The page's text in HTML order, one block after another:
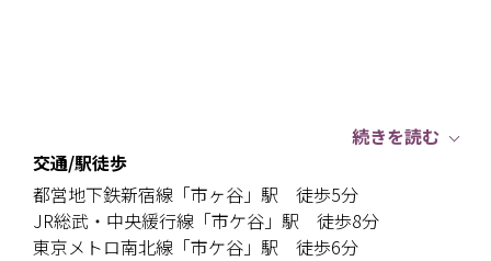
続きを読む
交通/駅徒歩
都営地下鉄新宿線「市ヶ谷」駅 徒歩5分
JR総武・中央緩行線「市ケ谷」駅 徒歩8分
東京メトロ南北線「市ケ谷」駅 徒歩6分